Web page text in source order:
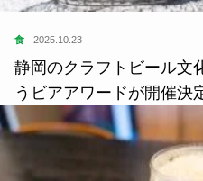
食 2025.10.23
静岡のクラフトビール文
うビアアワードが開催決